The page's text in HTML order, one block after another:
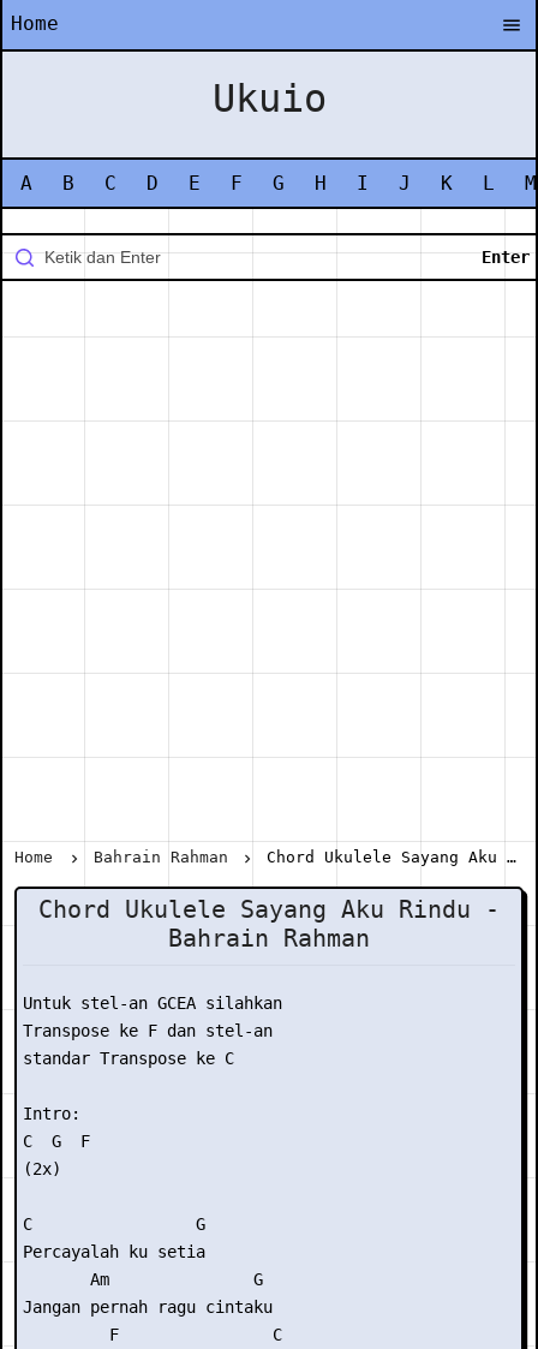
Home
Ukuio
A B C D E F G H I J K L M
Home Bahrain Rahman Chord Ukulele Sayang Aku Rindu - Bahrain Rahman
Chord Ukulele Sayang Aku Rindu -
Bahrain Rahman
Untuk stel-an GCEA silahkan
Transpose ke F dan stel-an
standar Transpose ke C
Intro:
C  G  F
(2x)
C                 G
Percayalah ku setia
       Am               G
Jangan pernah ragu cintaku
         F                C